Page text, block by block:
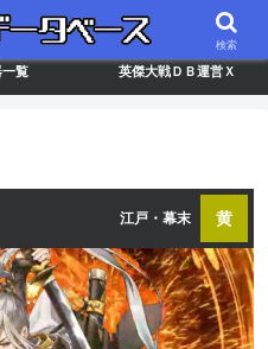
キング カードリスト
一覧 英傑大戦ＤＢ運営Ｘ
江戸・幕末 黄
検索